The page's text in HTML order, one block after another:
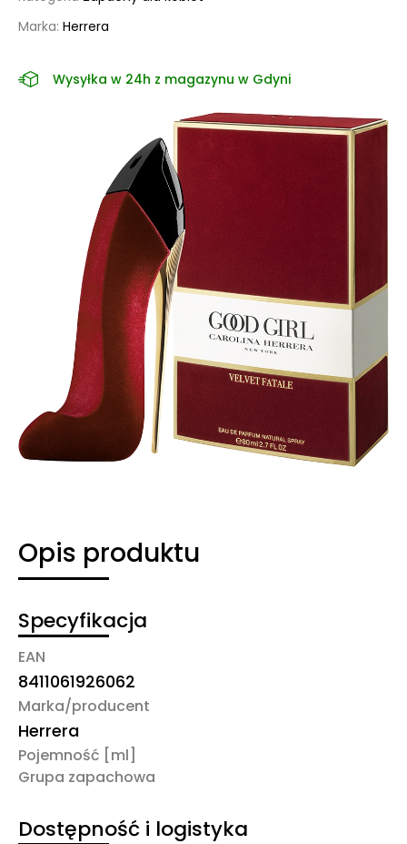
Opis produktu
Specyfikacja
EAN
8411061926062
Marka/producent
Herrera
Pojemność [ml]
Grupa zapachowa
Dostępność i logistyka
Marka: Herrera
Wysyłka w 24h z magazynu w Gdyni